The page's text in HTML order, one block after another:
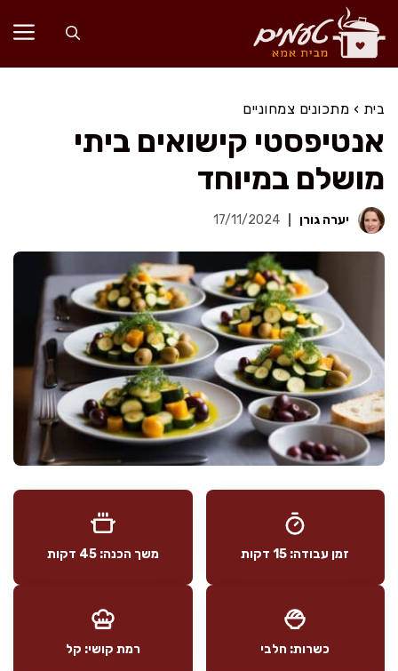
לדלג
לתוכן
בית › מתכונים צמחוניים
אנטיפסטי קישואים ביתי
מושלם במיוחד
יערה גורן 17/11/2024
זמן עבודה: 15 דקות משך הכנה: 45 דקות
כשרות: חלבי רמת קושי: קל